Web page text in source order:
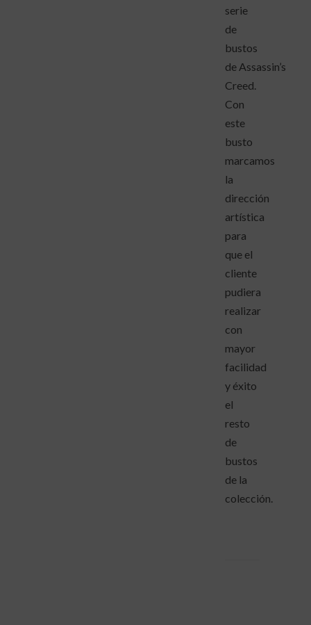
serie
de
bustos
de Assassin’s
Creed.
Con
este
busto
marcamos
la
dirección
artística
para
que el
cliente
pudiera
realizar
con
mayor
facilidad
y éxito
el
resto
de
bustos
de la
colección.